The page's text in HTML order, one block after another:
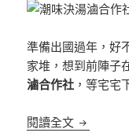
準備出國過年，好
家堆，想到前陣子
滷合作社 ，等宅宅
閱讀全文 [新竹]潮